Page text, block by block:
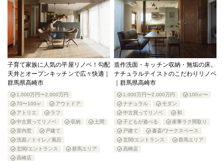
子育て家族に人気の平屋リノベ！勾配
天井とオープンキッチンで広々快適｜
群馬県高崎市
1,000万円〜2,000万円
70〜100㎡
アウトドア
アトリエ
ラフ
中古買ってリノベ
収納
土間
室内窓
戸建て
洗面／トイレ／風呂
玄関/エントランス
群馬エリア
高崎店
造作洗面・キッチン収納・無垢の床。
ナチュラルテイストのこだわりリノベ
｜群馬県高崎市
1,000万円〜2,000万円
100㎡〜
ナチュラル
モダン
中古買ってリノベ
和
子どもが遊べる
家事ラク間取り
戸建て
書斎/ワークスペース
玄関/エントランス
群馬エリア
高崎店